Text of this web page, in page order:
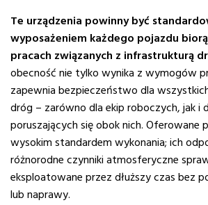
Te urządzenia powinny być
wyposażeniem każdego pojazdu
pracach związanych z infrastrukturą
obecność nie tylko wynika z wymogów
zapewnia bezpieczeństwo dla
dróg – zarówno dla ekip roboczych, jak i
poruszających się obok nich. Oferowane
wysokim standardem wykonania; ich
różnorodne czynniki atmosferyczne
eksploatowane przez dłuższy czas bez
lub naprawy.